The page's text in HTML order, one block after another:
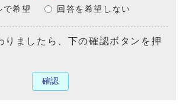
で希望 回答を希望しない
りましたら、下の確認ボタンを押
確認